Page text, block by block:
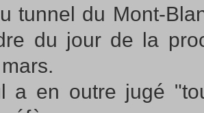
tunnel du Mont-
du jour de la
a en outre jugé